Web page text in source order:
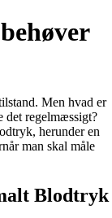
Men hvad er
det regelmæssigt?
herunder en
man skal måle
Blodtryk